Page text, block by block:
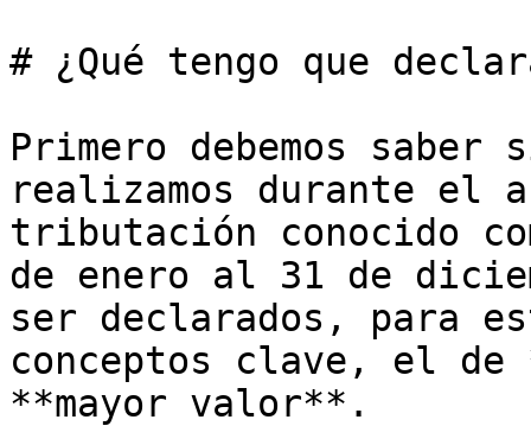
# ¿Qué tengo que
Primero debemos
realizamos durante el
tributación conocido
de enero al 31 de
ser declarados, para
conceptos clave, el
**mayor valor**.